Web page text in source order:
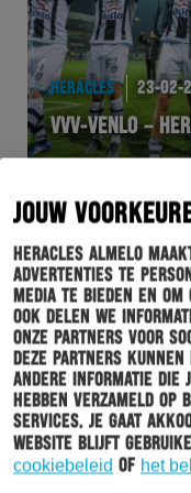
JOUW
Heracles Almelo
advertenties te
media te bieden en
Ook delen we
onze partners voor
Deze partners kunnen
andere informatie
hebben verzameld op
services. Je gaat
website blijft
cookiebeleid of het
HERACLES 23-02-
VVV-VENLO –
WEDSTRIJD 22-
HERACLES